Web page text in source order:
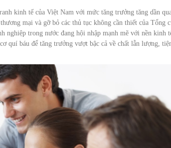
kinh tế của Việt Nam với mức tăng trưởng tăng dần
mại và gỡ bỏ các thủ tục không cần thiết của Tổng
nghiệp trong nước đang hội nhập mạnh mẽ với nền kinh
quí báu để tăng trưởng vượt bậc cả về chất lẫn lượng,